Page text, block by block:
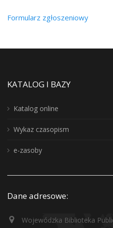
Formularz zgłoszeniowy
KATALOG I BAZY
Katalog online
Wykaz czasopism
e-zasoby
Dane adresowe:
Wojewódzka Biblioteka